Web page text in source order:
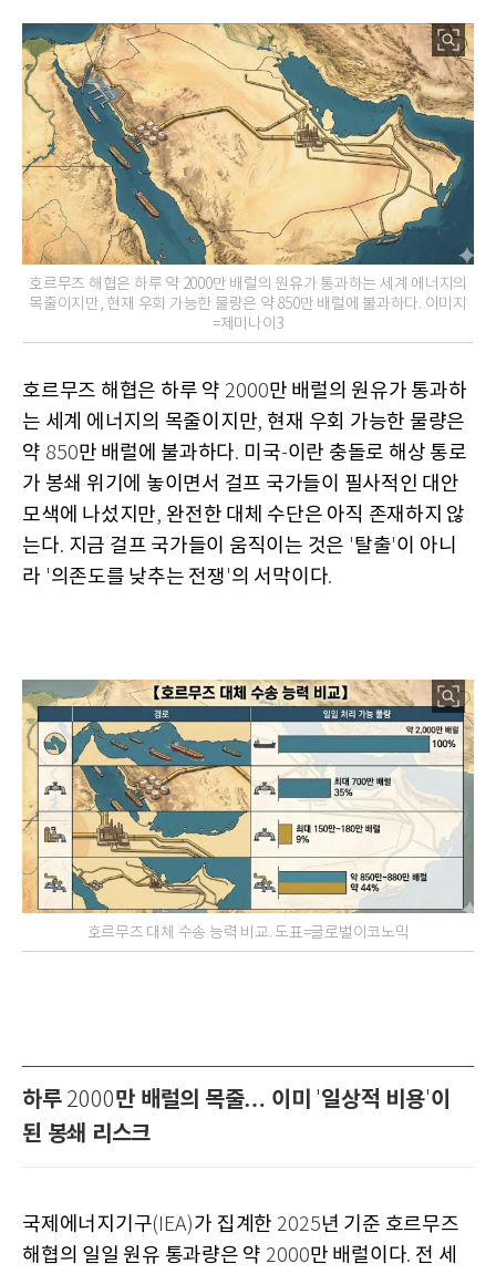
호르무즈 해협은 하루 약 2000만 배럴의 원유가 통과하는 세계 에너지의
목줄이지만, 현재 우회 가능한 물량은 약 850만 배럴에 불과하다. 이미지
=제미나이3
호르무즈 해협은 하루 약 2000만 배럴의 원유가 통과하
는 세계 에너지의 목줄이지만, 현재 우회 가능한 물량은
약 850만 배럴에 불과하다. 미국-이란 충돌로 해상 통로
가 봉쇄 위기에 놓이면서 걸프 국가들이 필사적인 대안
모색에 나섰지만, 완전한 대체 수단은 아직 존재하지 않
는다. 지금 걸프 국가들이 움직이는 것은 '탈출'이 아니
라 '의존도를 낮추는 전쟁 '의 서막이다.
호르무즈 대체 수송 능력 비교. 도표=글로벌이코노믹
하루 2000만 배럴의 목줄… 이미 '일상적 비용'이
된 봉쇄 리스크
국제에너지기구(IEA)가 집계한 2025년 기준 호르무즈
해협의 일일 원유 통과량은 약 2000만 배럴이다. 전 세